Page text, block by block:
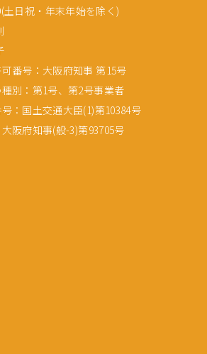
土日祝・年末年始を除く)
番号：大阪府知事 第15号
別：第1号、第2号事業者
：国土交通大臣(1)第10384号
阪府知事(般-3)第93705号